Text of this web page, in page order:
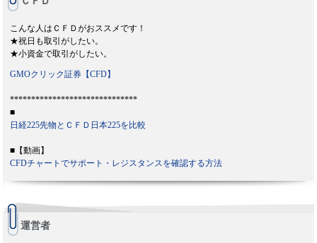
こんな人はＣＦＤがおススメです！
★祝日も取引がしたい。
★小資金で取引がしたい。
GMOクリック証券【CFD】
******************************
■
日経225先物とＣＦＤ日本225を比較
■【動画】
CFDチャートでサポート・レジスタンスを確認する方法
運営者